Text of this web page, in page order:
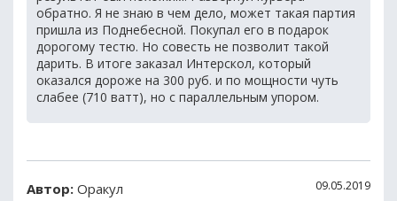
обратно. Я не знаю в чем дело, может такая партия
пришла из Поднебесной. Покупал его в подарок
дорогому тестю. Но совесть не позволит такой
дарить. В итоге заказал Интерскол, который
оказался дороже на 300 руб. и по мощности чуть
слабее (710 ватт), но с параллельным упором.
Автор: Оракул 09.05.2019